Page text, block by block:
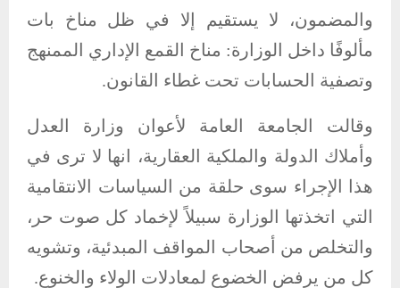
والمضمون، لا يستقيم إلا في ظل مناخ بات
مألوفًا داخل الوزارة: مناخ القمع الإداري الممنهج
وتصفية الحسابات تحت غطاء القانون.
وقالت الجامعة العامة لأعوان وزارة العدل
وأملاك الدولة والملكية العقارية، انها لا ترى في
هذا الإجراء سوى حلقة من السياسات الانتقامية
التي اتخذتها الوزارة سبيلاً لإخماد كل صوت حر،
والتخلص من أصحاب المواقف المبدئية، وتشويه
كل من يرفض الخضوع لمعادلات الولاء والخنوع.